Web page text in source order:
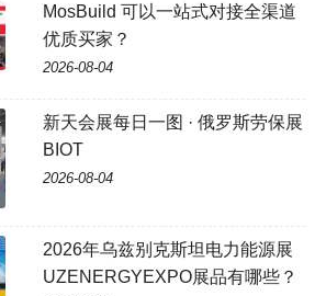
MosBuild 可以一站式对接全渠道
优质买家？
2026-08-04
新天会展每日一图 · 俄罗斯劳保展
BIOT
2026-08-04
2026年乌兹别克斯坦电力能源展
UZENERGYEXPO展品有哪些？